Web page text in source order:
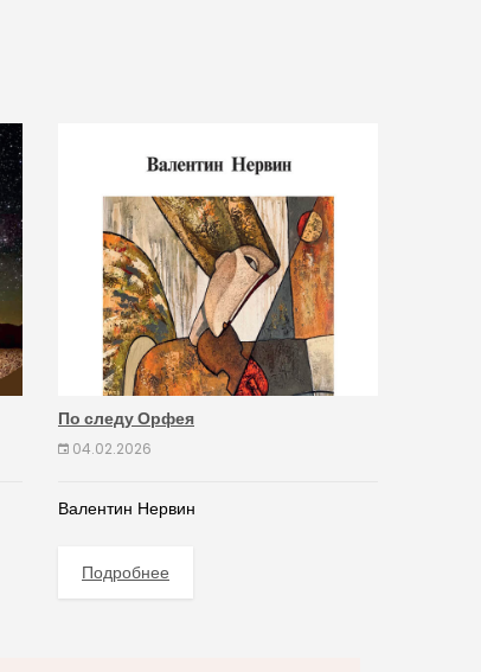
По следу Орфея
04.02.2026
Валентин Нервин
Подробнее